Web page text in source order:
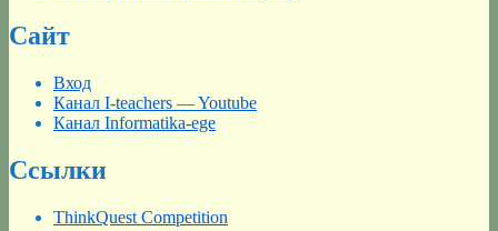
Сайт
Вход
Канал I-teachers — Youtube
Канал Informatika-ege
Ссылки
ThinkQuest Competition